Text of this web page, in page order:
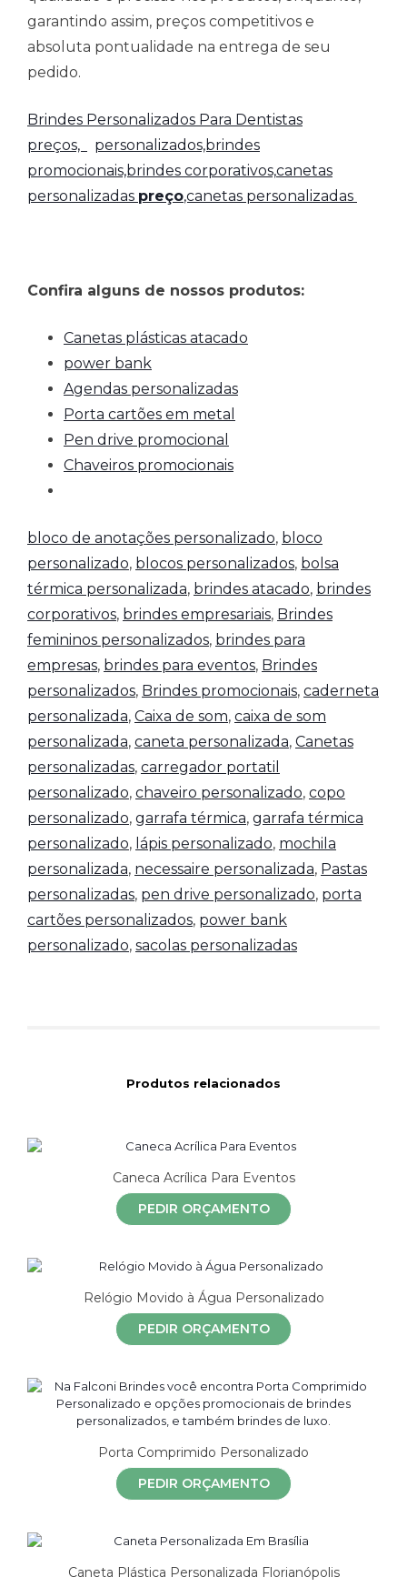
garantindo assim, preços competitivos e
absoluta pontualidade na entrega de seu
pedido.
Brindes Personalizados Para Dentistas
preços,
personalizados,brindes
promocionais,brindes corporativos,canetas
personalizadas preço,canetas personalizadas
Confira alguns de nossos produtos:
Canetas plásticas atacado
power bank
Agendas personalizadas
Porta cartões em metal
Pen drive promocional
Chaveiros promocionais
bloco de anotações personalizado, bloco
personalizado, blocos personalizados, bolsa
térmica personalizada, brindes atacado, brindes
corporativos, brindes empresariais, Brindes
femininos personalizados, brindes para
empresas, brindes para eventos, Brindes
personalizados, Brindes promocionais, caderneta
personalizada, Caixa de som, caixa de som
personalizada, caneta personalizada, Canetas
personalizadas, carregador portatil
personalizado, chaveiro personalizado, copo
personalizado, garrafa térmica, garrafa térmica
personalizado, lápis personalizado, mochila
personalizada, necessaire personalizada, Pastas
personalizadas, pen drive personalizado, porta
cartões personalizados, power bank
personalizado, sacolas personalizadas
Produtos relacionados
Caneca Acrílica Para Eventos
PEDIR ORÇAMENTO
Relógio Movido à Água Personalizado
PEDIR ORÇAMENTO
Porta Comprimido Personalizado
PEDIR ORÇAMENTO
Caneta Plástica Personalizada Florianópolis